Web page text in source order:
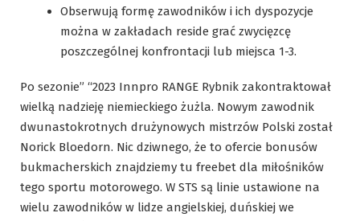
Obserwują formę zawodników i ich dyspozycje
można w zakładach reside grać zwycięzcę
poszczególnej konfrontacji lub miejsca 1-3.
Po sezonie” “2023 Innpro RANGE Rybnik zakontraktował
wielką nadzieję niemieckiego żużla. Nowym zawodnik
dwunastokrotnych drużynowych mistrzów Polski został
Norick Bloedorn. Nic dziwnego, że to ofercie bonusów
bukmacherskich znajdziemy tu freebet dla miłośników
tego sportu motorowego. W STS są linie ustawione na
wielu zawodników w lidze angielskiej, duńskiej we